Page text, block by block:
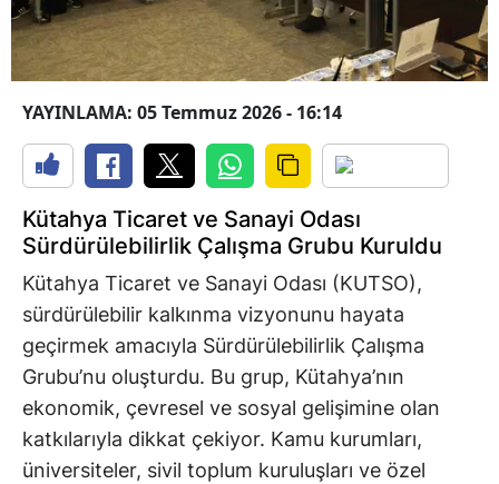
YAYINLAMA: 05 Temmuz 2026 - 16:14
Kütahya Ticaret ve Sanayi Odası
Sürdürülebilirlik Çalışma Grubu Kuruldu
Kütahya Ticaret ve Sanayi Odası (KUTSO),
sürdürülebilir kalkınma vizyonunu hayata
geçirmek amacıyla Sürdürülebilirlik Çalışma
Grubu’nu oluşturdu. Bu grup, Kütahya’nın
ekonomik, çevresel ve sosyal gelişimine olan
katkılarıyla dikkat çekiyor. Kamu kurumları,
üniversiteler, sivil toplum kuruluşları ve özel